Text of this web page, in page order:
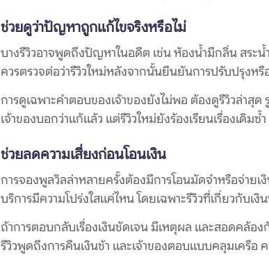
ช่วยดูว่าปัญหาถูกแก้ไขจริงหรือไม่
บางรีวิวอาจพูดถึงปัญหาในอดีต เช่น ห้องน้ำมีกลิ่น สระน้
ควรตรวจต่อว่ารีวิวใหม่หลังจากนั้นยืนยันการปรับปรุงหรื
การดูเฉพาะคำตอบของเจ้าของยังไม่พอ ต้องดูรีวิวล่าสุ
เจ้าของบอกว่าแก้แล้ว แต่รีวิวใหม่ยังร้องเรียนเรื่องเดิมซ้
ช่วยลดความเสี่ยงก่อนโอนเงิน
การจองพูลวิลล่าหลายครั้งต้องมีการโอนมัดจำหรือจ่ายเ
บริการมีความโปร่งใสแค่ไหน โดยเฉพาะรีวิวที่เกี่ยวกับเ
ถ้าการตอบกลับเรื่องเงินชัดเจน มีเหตุผล และสอดคล้
รีวิวพูดถึงการคืนเงินช้า และเจ้าของตอบแบบคลุมเครือ